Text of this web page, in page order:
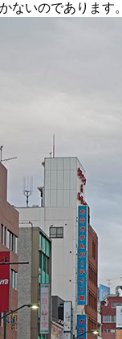
ないのであります。